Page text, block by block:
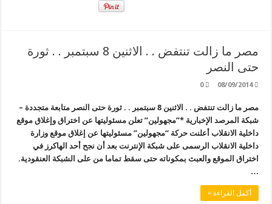
مصر ما زالت تنتفض . . الاثنين 8 سبتمبر . . ثورة
حتى النصر
08/09/2014
0
مصر ما زالت تنتفض . . الاثنين 8 سبتمبر . . ثورة حتى النصر متابعة متجددة –
شبكة المرصد الإخبارية *”مجهولين” تعلن مسئوليتها عن اختراق وإغلاق موقع
داخلية الانقلاب أعلنت حركة “مجهولين” مسئوليتها عن إغلاق موقع وزارة
داخلية الانقلاب الرسمى على شبكة الإنترنت بعد أن نجح أحد الهاكرز في
اختراق الموقع والعبث بمكوناته حتى سقط تماما من على الشبكة العنقودية.
…
أكمل القراءة »